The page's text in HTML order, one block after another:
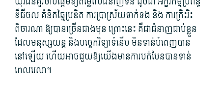
ឌីជីថល គំនិត​ឆ្នៃ​ប្រឌិត ការ​ប្រាស្រ័យ​ទាក់ទង និង ការ​ត្រិះរិះ​
ពិចារណា ឱ្យ​បាន​ច្រើនជាង​មុន ព្រោះ​នេះ គឺជា​ជំនាញ​ជាប់​ខ្លួន​
ដែល​មនុស្សយន្ត និង​បច្ចេកវិទ្យា​ទំនើប មិនទាន់​បំពេញ​បាន​
នៅឡើយ ហើយ​អាច​ជួយ​ឱ្យ​យើង​មានការ​បត់បែន​បាន​ទាន់​
ពេល​វេលា។